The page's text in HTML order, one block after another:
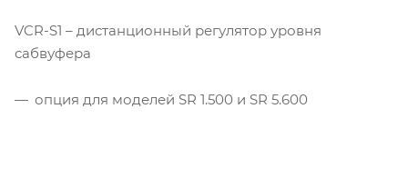
VCR-S1 – дистанционный регулятор уровня
сабвуфера
опция для моделей SR 1.500 и SR 5.600